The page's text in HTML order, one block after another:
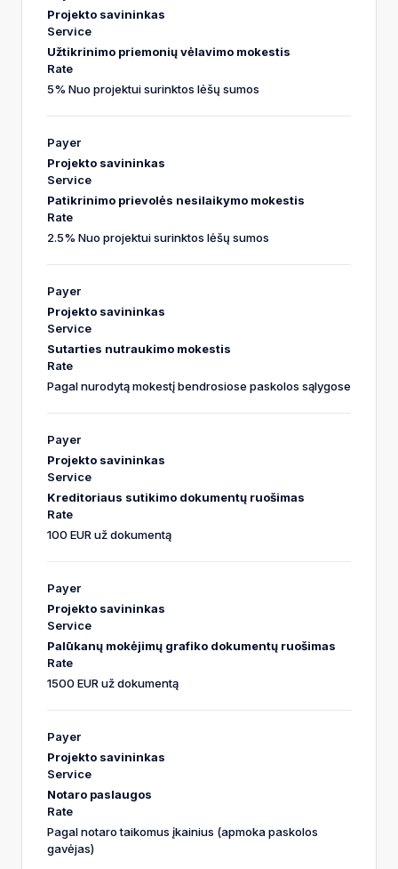
Projekto savininkas
Užtikrinimo priemonių vėlavimo mokestis
5% Nuo projektui surinktos lėšų sumos
Projekto savininkas
Patikrinimo prievolės nesilaikymo mokestis
2.5% Nuo projektui surinktos lėšų sumos
Projekto savininkas
Sutarties nutraukimo mokestis
Pagal nurodytą mokestį bendrosiose paskolos sąlygose
Projekto savininkas
Kreditoriaus sutikimo dokumentų ruošimas
100 EUR už dokumentą
Projekto savininkas
Palūkanų mokėjimų grafiko dokumentų ruošimas
1500 EUR už dokumentą
Projekto savininkas
Notaro paslaugos
Pagal notaro taikomus įkainius (apmoka paskolos
gavėjas)